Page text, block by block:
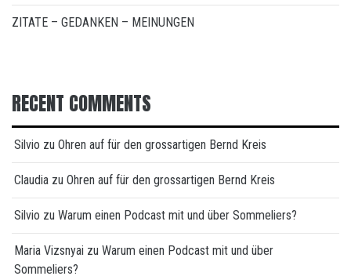
ZITATE – GEDANKEN – MEINUNGEN
RECENT COMMENTS
Silvio zu Ohren auf für den grossartigen Bernd Kreis
Claudia zu Ohren auf für den grossartigen Bernd Kreis
Silvio zu Warum einen Podcast mit und über Sommeliers?
Maria Vizsnyai zu Warum einen Podcast mit und über
Sommeliers?